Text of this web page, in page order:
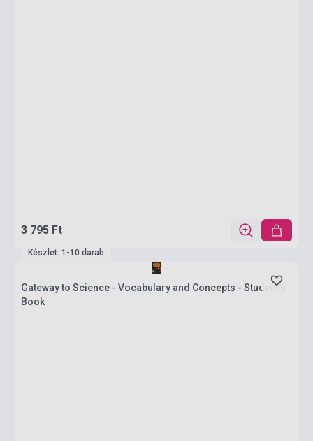
3 795 Ft
Készlet: 1-10 darab
Gateway to Science - Vocabulary and Concepts - Student's
Book